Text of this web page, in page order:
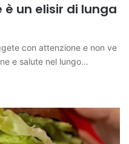
un elisir di lunga
con attenzione e non ve
e salute nel lungo…